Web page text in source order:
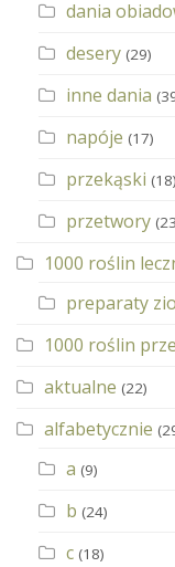
dania
desery (29)
inne dania
napóje (17)
przekąski (18)
przetwory
1000 roślin
preparaty
1000 roślin
aktualne (22)
alfabetycznie
a (9)
b (24)
c (18)